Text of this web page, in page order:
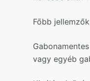
Főbb
vagy egyéb